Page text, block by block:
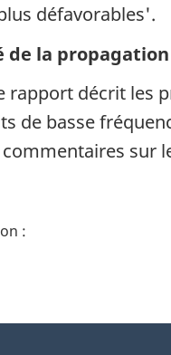
défavorables'.
de la
rapport décrit les
de basse
sur